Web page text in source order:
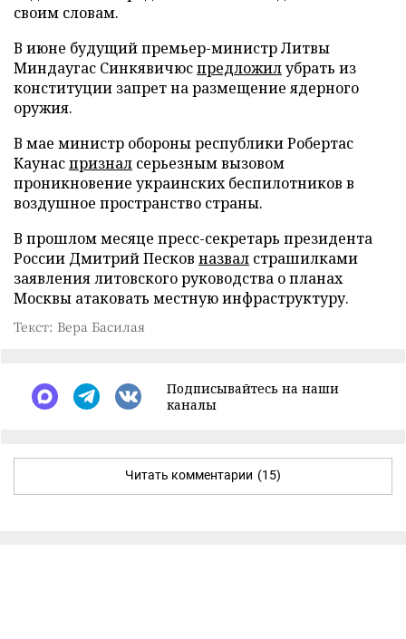
своим словам.
В июне будущий премьер-министр Литвы
Миндаугас Синкявичюспредложилубрать из
конституции запрет на размещение ядерного
оружия.
В мае министр обороны республики Робертас
Каунаспризнал серьезным вызовом
проникновение украинских беспилотников в
воздушное пространство страны.
В прошлом месяце пресс-секретарь президента
России Дмитрий Песков назвал страшилками
заявления литовского руководства о планах
Москвы атаковать местную инфраструктуру.
Текст: Вера Басилая
Подписывайтесь на наши
каналы
Читать комментарии (15)